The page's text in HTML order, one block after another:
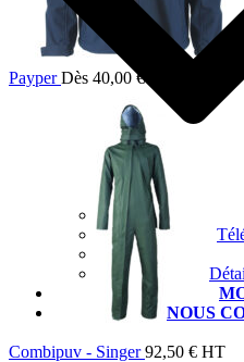
NOUS
Payper Dès 40,00€HT
Combipuv - Singer 92,50 € HT